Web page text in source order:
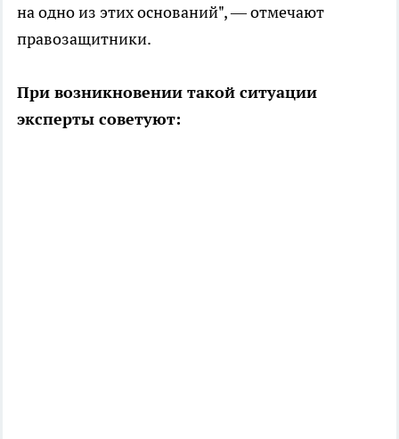
на одно из этих оснований", — отмечают
правозащитники.
При возникновении такой ситуации
эксперты советуют: